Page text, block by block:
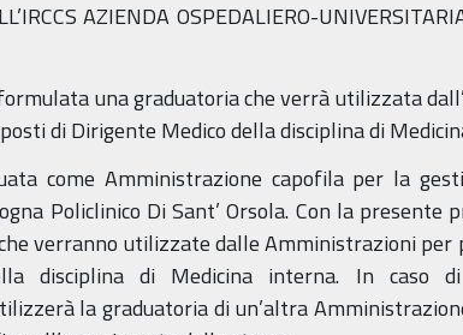
AZIENDA OSPEDALIERO-
una graduatoria che verrà utilizzata
di Dirigente Medico della disciplina di
come Amministrazione capofila per la
Policlinico Di Sant’ Orsola. Con la
verranno utilizzate dalle Amministrazioni
disciplina di Medicina interna. In caso
la graduatoria di un’altra